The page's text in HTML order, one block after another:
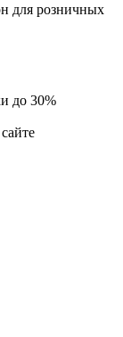
для розничных
до 30%